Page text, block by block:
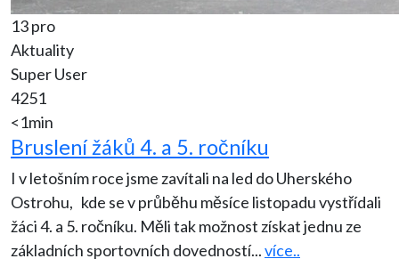
13 pro
Aktuality
Super User
4251
<1min
Bruslení žáků 4. a 5. ročníku
I v letošním roce jsme zavítali na led do Uherského
Ostrohu, kde se v průběhu měsíce listopadu vystřídali
žáci 4. a 5. ročníku. Měli tak možnost získat jednu ze
základních sportovních dovedností...více..